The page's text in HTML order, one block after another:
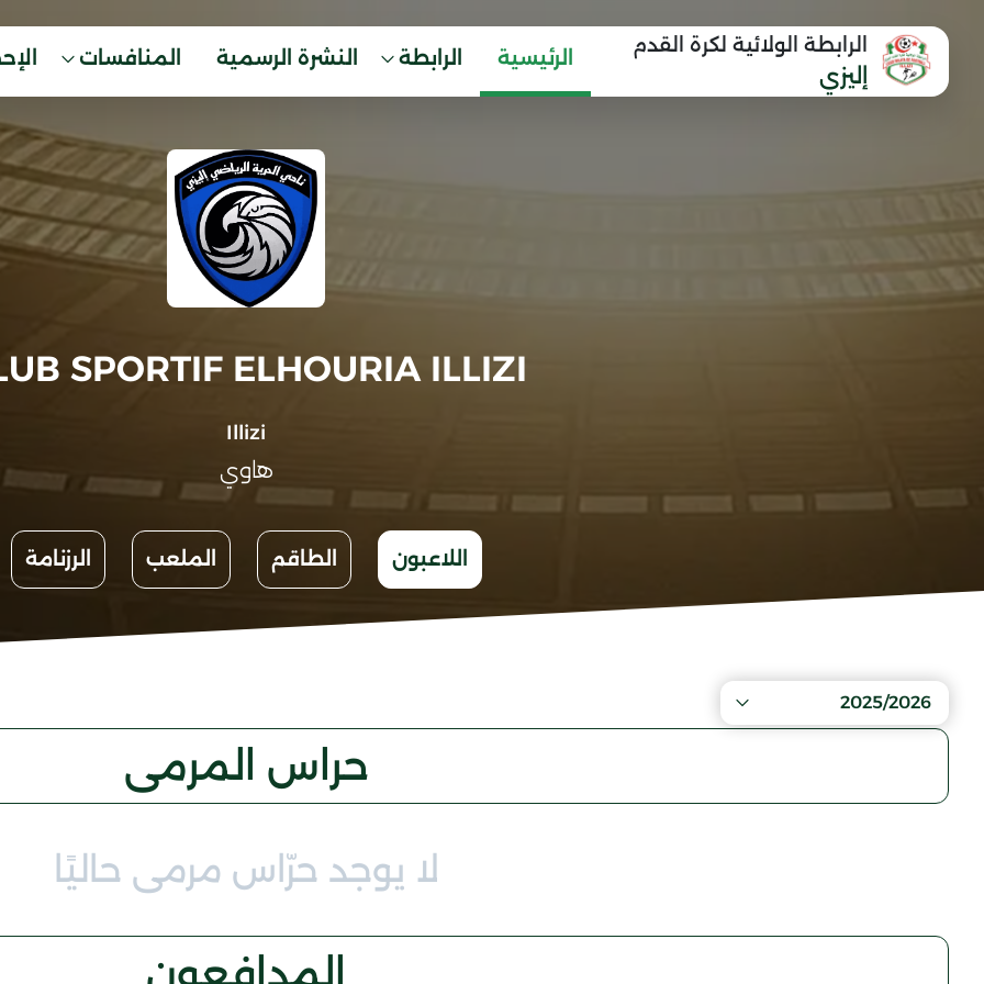
الرابطة الولائية لكرة القدم
إليزي
الرئيسية الرابطة النشرة الرسمية المنافسات
SPORTIF ELHOURIA ILLIZI
Illizi
هاوي
اللاعبون الطاقم الملعب الرزنامة
2025/2026
حراس المرمى
لا يوجد حرّاس مرمى حاليًا
المدافعون